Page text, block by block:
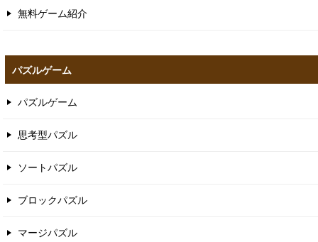
無料ゲーム紹介
パズルゲーム
パズルゲーム
思考型パズル
ソートパズル
ブロックパズル
マージパズル